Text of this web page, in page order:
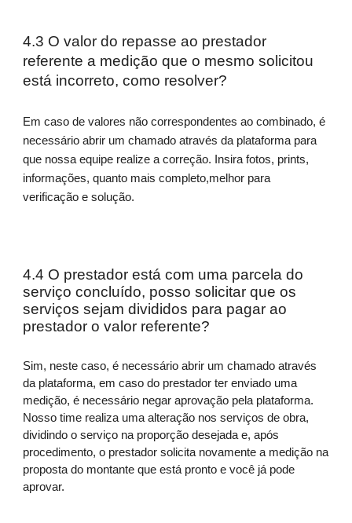
4.3 O valor do repasse ao prestador
referente a medição que o mesmo solicitou
está incorreto, como resolver?
Em caso de valores não correspondentes ao combinado, é
necessário abrir um chamado através da plataforma para
que nossa equipe realize a correção. Insira fotos, prints,
informações, quanto mais completo,melhor para
verificação e solução.
4.4 O prestador está com uma parcela do
serviço concluído, posso solicitar que os
serviços sejam divididos para pagar ao
prestador o valor referente?
Sim, neste caso, é necessário abrir um chamado através
da plataforma, em caso do prestador ter enviado uma
medição, é necessário negar aprovação pela plataforma.
Nosso time realiza uma alteração nos serviços de obra,
dividindo o serviço na proporção desejada e, após
procedimento, o prestador solicita novamente a medição na
proposta do montante que está pronto e você já pode
aprovar.